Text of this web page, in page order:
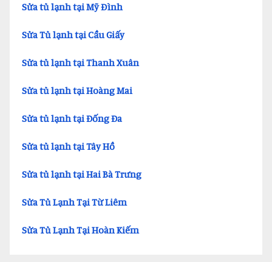
Sửa tủ lạnh tại Mỹ Đình
Sửa Tủ lạnh tại Cầu Giấy
Sửa tủ lạnh tại Thanh Xuân
Sửa tủ lạnh tại Hoàng Mai
Sửa tủ lạnh tại Đống Đa
Sửa tủ lạnh tại Tây Hồ
Sửa tủ lạnh tại Hai Bà Trưng
Sửa Tủ Lạnh Tại Từ Liêm
Sửa Tủ Lạnh Tại Hoàn Kiếm